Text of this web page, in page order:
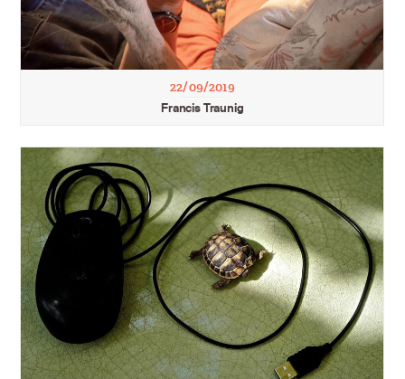
22/09/2019
Francis Traunig